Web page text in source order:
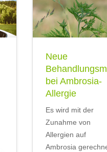
Neue
bei Ambrosia-
Allergie
Es wird mit der
Zunahme von
Allergien auf
Ambrosia